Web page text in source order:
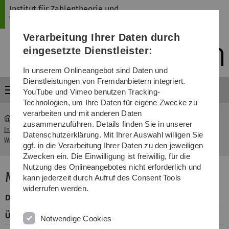
Direkt
Direkt
Direkt
(Sprache,
Drucken,
Media)
Direkt
Direkt
Institut für Zahlentheorie und
Wahrscheinlichkeitstheorie
Menü
Institut für Zahlentheorie und
Wahrscheinlichkeitstheorie
...
Biologen
Mathematik für Biologen
Dozent
Übungsleiter
Hans- Peter Reck
Verarbeitung Ihrer Daten durch
eingesetzte Dienstleister:
In unserem Onlineangebot sind Daten und
Dienstleistungen von Fremdanbietern integriert.
YouTube und Vimeo benutzen Tracking-
Technologien, um Ihre Daten für eigene Zwecke zu
verarbeiten und mit anderen Daten
zusammenzuführen. Details finden Sie in unserer
Datenschutzerklärung. Mit Ihrer Auswahl willigen Sie
ggf. in die Verarbeitung Ihrer Daten zu den jeweiligen
Zwecken ein. Die Einwilligung ist freiwillig, für die
Nutzung des Onlineangebotes nicht erforderlich und
kann jederzeit durch Aufruf des Consent Tools
widerrufen werden.
Notwendige Cookies